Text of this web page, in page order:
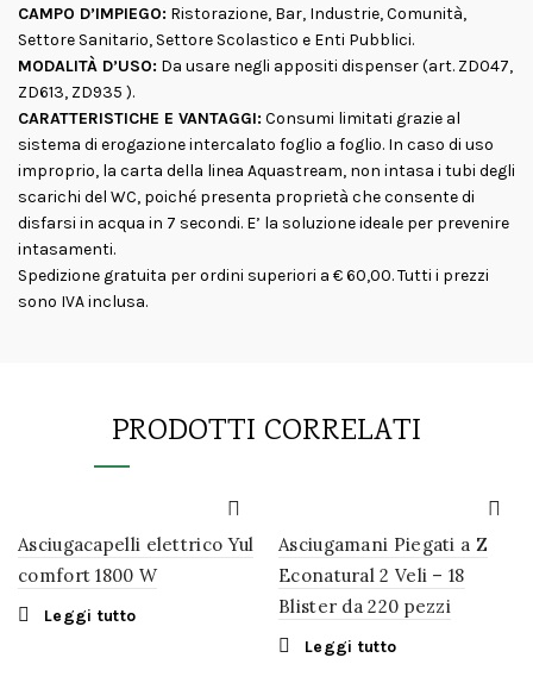
CAMPO D’IMPIEGO: Ristorazione, Bar, Industrie, Comunità,
Settore Sanitario, Settore Scolastico e Enti Pubblici.
MODALITÀ D’USO: Da usare negli appositi dispenser (art. ZD047,
ZD613, ZD935 ).
CARATTERISTICHE E VANTAGGI: Consumi limitati grazie al
sistema di erogazione intercalato foglio a foglio. In caso di uso
improprio, la carta della linea Aquastream, non intasa i tubi degli
scarichi del WC, poiché presenta proprietà che consente di
disfarsi in acqua in 7 secondi. E’ la soluzione ideale per prevenire
intasamenti.
Spedizione gratuita per ordini superiori a € 60,00. Tutti i prezzi
sono IVA inclusa.
PRODOTTI CORRELATI
Asciugacapelli elettrico Yul
comfort 1800 W
Leggi tutto
Asciugamani Piegati a Z
Econatural 2 Veli – 18
Blister da 220 pezzi
Leggi tutto